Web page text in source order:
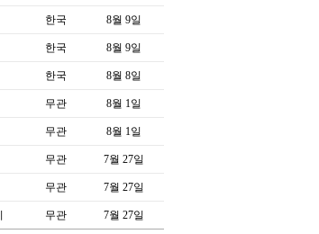
한국 8월 9일
한국 8월 9일
한국 8월 8일
무관 8월 1일
무관 8월 1일
무관 7월 27일
무관 7월 27일
무관 7월 27일